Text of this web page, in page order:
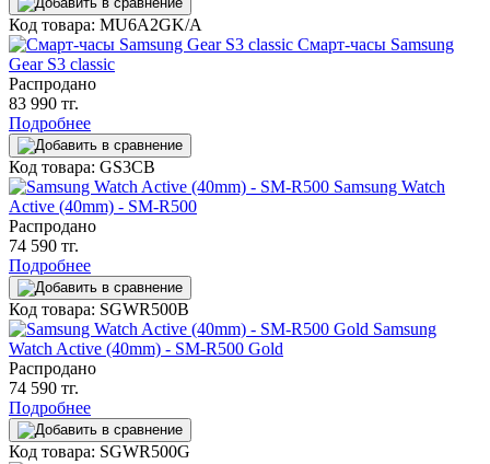
Код товара: MU6A2GK/A
Смарт-часы Samsung
Gear S3 classic
Распродано
83 990 тг.
Подробнее
Код товара: GS3CB
Samsung Watch
Active (40mm) - SM-R500
Распродано
74 590 тг.
Подробнее
Код товара: SGWR500B
Samsung
Watch Active (40mm) - SM-R500 Gold
Распродано
74 590 тг.
Подробнее
Код товара: SGWR500G